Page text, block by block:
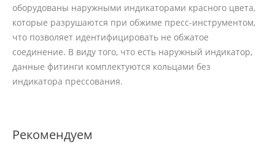
оборудованы наружными индикаторами красного цвета,
которые разрушаются при обжиме пресс-инструментом,
что позволяет идентифицировать не обжатое
соединение. В виду того, что есть наружный индикатор,
данные фитинги комплектуются кольцами без
индикатора прессования.
Рекомендуем